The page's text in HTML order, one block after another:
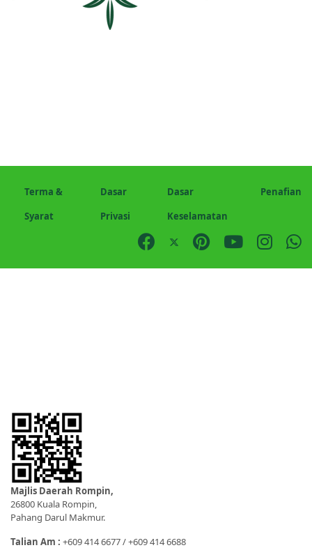
Terma &
Syarat
Dasar
Privasi
Dasar
Keselamatan
Penafian
Majlis Daerah Rompin,
26800 Kuala Rompin,
Pahang Darul Makmur.
Talian Am : +609 414 6677 / +609 414 6688